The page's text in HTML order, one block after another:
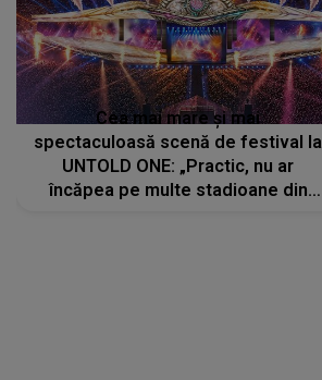
Cea mai mare și mai
spectaculoasă scenă de festival la
UNTOLD ONE: „Practic, nu ar
încăpea pe multe stadioane din